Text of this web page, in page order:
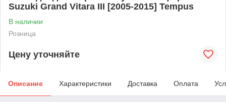
Suzuki Grand Vitara III [2005-2015] Tempus
В наличии
Розница
Цену уточняйте
Описание Характеристики Доставка Оплата